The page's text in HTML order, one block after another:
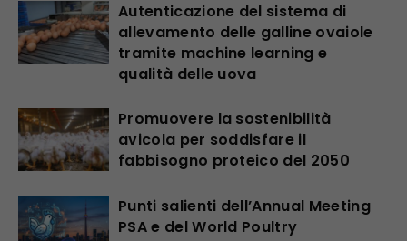
Autenticazione del sistema di
allevamento delle galline ovaiole
tramite machine learning e
qualità delle uova
Promuovere la sostenibilità
avicola per soddisfare il
fabbisogno proteico del 2050
Punti salienti dell’Annual Meeting
PSA e del World Poultry